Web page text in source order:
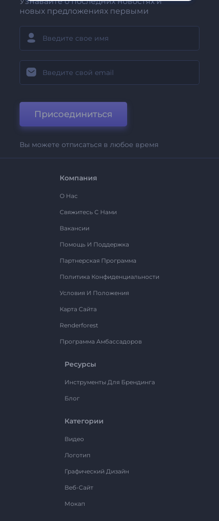
новых предложениях первыми
Присоединиться
Вы можете отписаться в любое время
Компания
О Нас
Свяжитесь С Нами
Вакансии
Помощь И Поддержка
Партнерская Программа
Политика Конфиденциальности
Условия И Положения
Карта Сайта
Renderforest
Программа Амбассадоров
Ресурсы
Инструменты Для Брендинга
Блог
Категории
Видео
Логотип
Графический Дизайн
Веб-Сайт
Мокап